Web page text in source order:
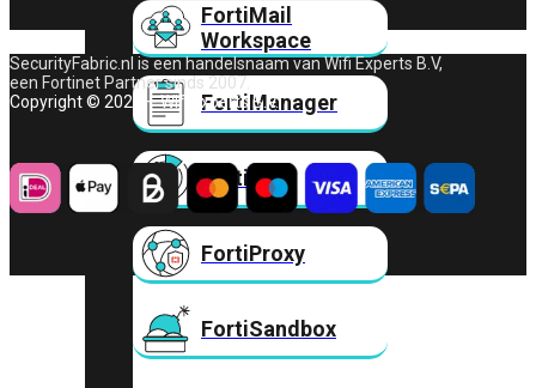
FortiMail
Workspace
FortiManager
FortiNAC
FortiProxy
FortiSandbox
SecurityFabric.nl is een handelsnaam van Wifi Experts B.V,
een Fortinet Partner sinds 2007.
Copyright © 2026 – Wifi Experts B.V.